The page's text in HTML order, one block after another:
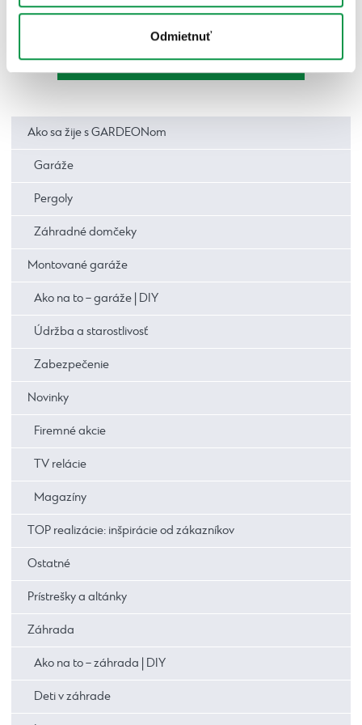
Odmietnuť
príslušenstvo, aby mal váš elektrobicykel po celý rok
Navrhni si svoju vysnívanú stavbu!
Ako sa žije s GARDEONom
Garáže
Pergoly
Záhradné domčeky
Montované garáže
Ako na to – garáže | DIY
Údržba a starostlivosť
Zabezpečenie
Novinky
Firemné akcie
TV relácie
Magazíny
TOP realizácie: inšpirácie od zákazníkov
Ostatné
Prístrešky a altánky
Záhrada
Ako na to – záhrada | DIY
Deti v záhrade